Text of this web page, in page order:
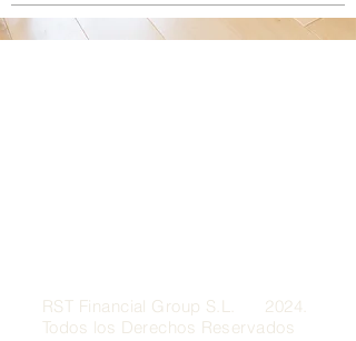
RST Financial Group S.L. 2024.
Todos los Derechos Reservados